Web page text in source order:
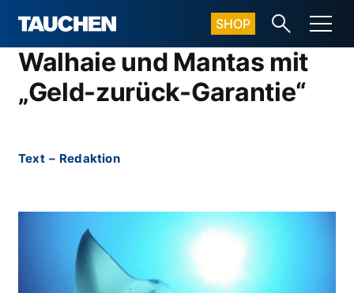
SHOP
Walhaie und Mantas mit
„Geld-zurück-Garantie“
Text – Redaktion